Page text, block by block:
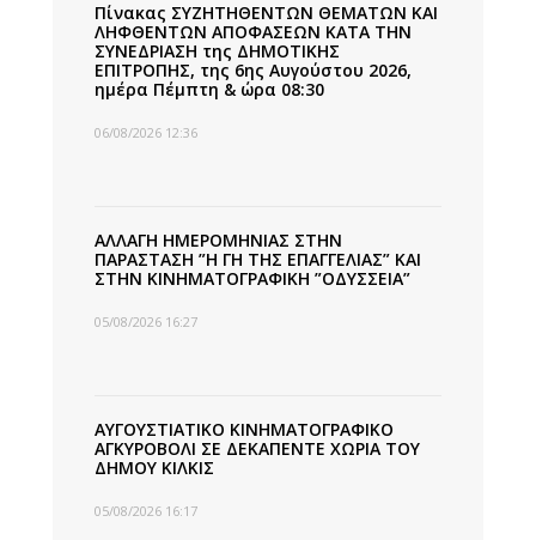
Πίνακας ΣΥΖΗΤΗΘΕΝΤΩΝ ΘΕΜΑΤΩΝ ΚΑΙ
ΛΗΦΘΕΝΤΩΝ ΑΠΟΦΑΣΕΩΝ ΚΑΤΑ ΤΗΝ
ΣΥΝΕΔΡΙΑΣΗ της ΔΗΜΟΤΙΚΗΣ
ΕΠΙΤΡΟΠΗΣ, της 6ης Αυγούστου 2026,
ημέρα Πέμπτη & ώρα 08:30
06/08/2026 12:36
ΑΛΛΑΓΗ ΗΜΕΡΟΜΗΝΙΑΣ ΣΤΗΝ
ΠΑΡΑΣΤΑΣΗ ”Η ΓΗ ΤΗΣ ΕΠΑΓΓΕΛΙΑΣ” ΚΑΙ
ΣΤΗΝ ΚΙΝΗΜΑΤΟΓΡΑΦΙΚΗ ”ΟΔΥΣΣΕΙΑ”
05/08/2026 16:27
ΑΥΓΟΥΣΤΙΑΤΙΚΟ ΚΙΝΗΜΑΤΟΓΡΑΦΙΚΟ
ΑΓΚΥΡΟΒΟΛΙ ΣΕ ΔΕΚΑΠΕΝΤΕ ΧΩΡΙΑ ΤΟΥ
ΔΗΜΟΥ ΚΙΛΚΙΣ
05/08/2026 16:17